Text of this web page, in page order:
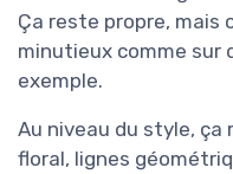
Ça reste propre, mais
minutieux comme sur
exemple.
Au niveau du style,
floral, lignes